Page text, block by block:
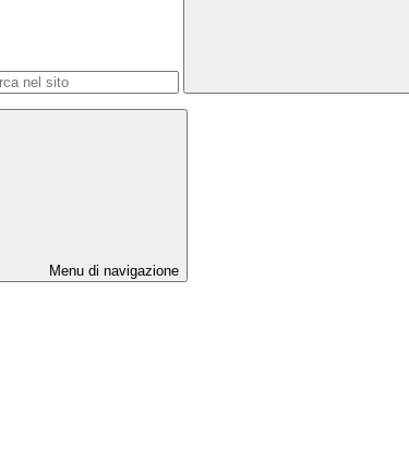
Menu di navigazione